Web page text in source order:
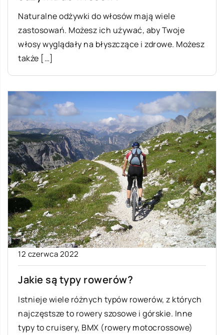
Naturalne odżywki do włosów mają wiele
zastosowań. Możesz ich używać, aby Twoje
włosy wyglądały na błyszczące i zdrowe. Możesz
także […]
12 czerwca 2022
Jakie są typy rowerów?
Istnieje wiele różnych typów rowerów, z których
najczęstsze to rowery szosowe i górskie. Inne
typy to cruisery, BMX (rowery motocrossowe)